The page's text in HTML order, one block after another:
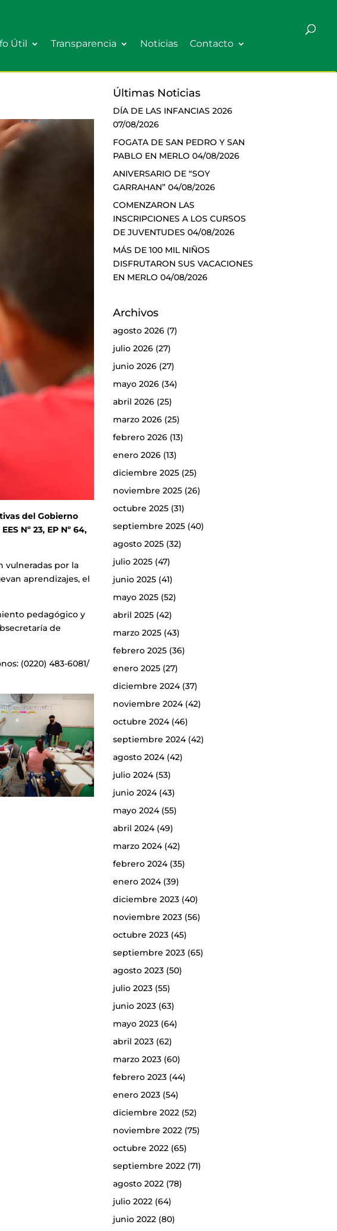
Útil Transparencia Noticias Contacto
del Gobierno
Nº 23, EP Nº 64,
vulneradas por la
aprendizajes, el
pedagógico y
de
(0220) 483-6081/
Últimas Noticias
DÍA DE LAS INFANCIAS 2026
07/08/2026
FOGATA DE SAN PEDRO Y SAN
PABLO EN MERLO 04/08/2026
ANIVERSARIO DE “SOY
GARRAHAN” 04/08/2026
COMENZARON LAS
INSCRIPCIONES A LOS CURSOS
DE JUVENTUDES 04/08/2026
MÁS DE 100 MIL NIÑOS
DISFRUTARON SUS VACACIONES
EN MERLO 04/08/2026
Archivos
agosto 2026(7)
julio 2026(27)
junio 2026(27)
mayo 2026(34)
abril 2026(25)
marzo 2026(25)
febrero 2026(13)
enero 2026(13)
diciembre 2025(25)
noviembre 2025(26)
octubre 2025(31)
septiembre 2025(40)
agosto 2025(32)
julio 2025(47)
junio 2025(41)
mayo 2025(52)
abril 2025(42)
marzo 2025(43)
febrero 2025(36)
enero 2025(27)
diciembre 2024(37)
noviembre 2024(42)
octubre 2024(46)
septiembre 2024(42)
agosto 2024(42)
julio 2024(53)
junio 2024(43)
mayo 2024(55)
abril 2024(49)
marzo 2024(42)
febrero 2024(35)
enero 2024(39)
diciembre 2023(40)
noviembre 2023(56)
octubre 2023(45)
septiembre 2023(65)
agosto 2023(50)
julio 2023(55)
junio 2023(63)
mayo 2023(64)
abril 2023(62)
marzo 2023(60)
febrero 2023(44)
enero 2023(54)
diciembre 2022(52)
noviembre 2022(75)
octubre 2022(65)
septiembre 2022(71)
agosto 2022(78)
julio 2022(64)
junio 2022(80)